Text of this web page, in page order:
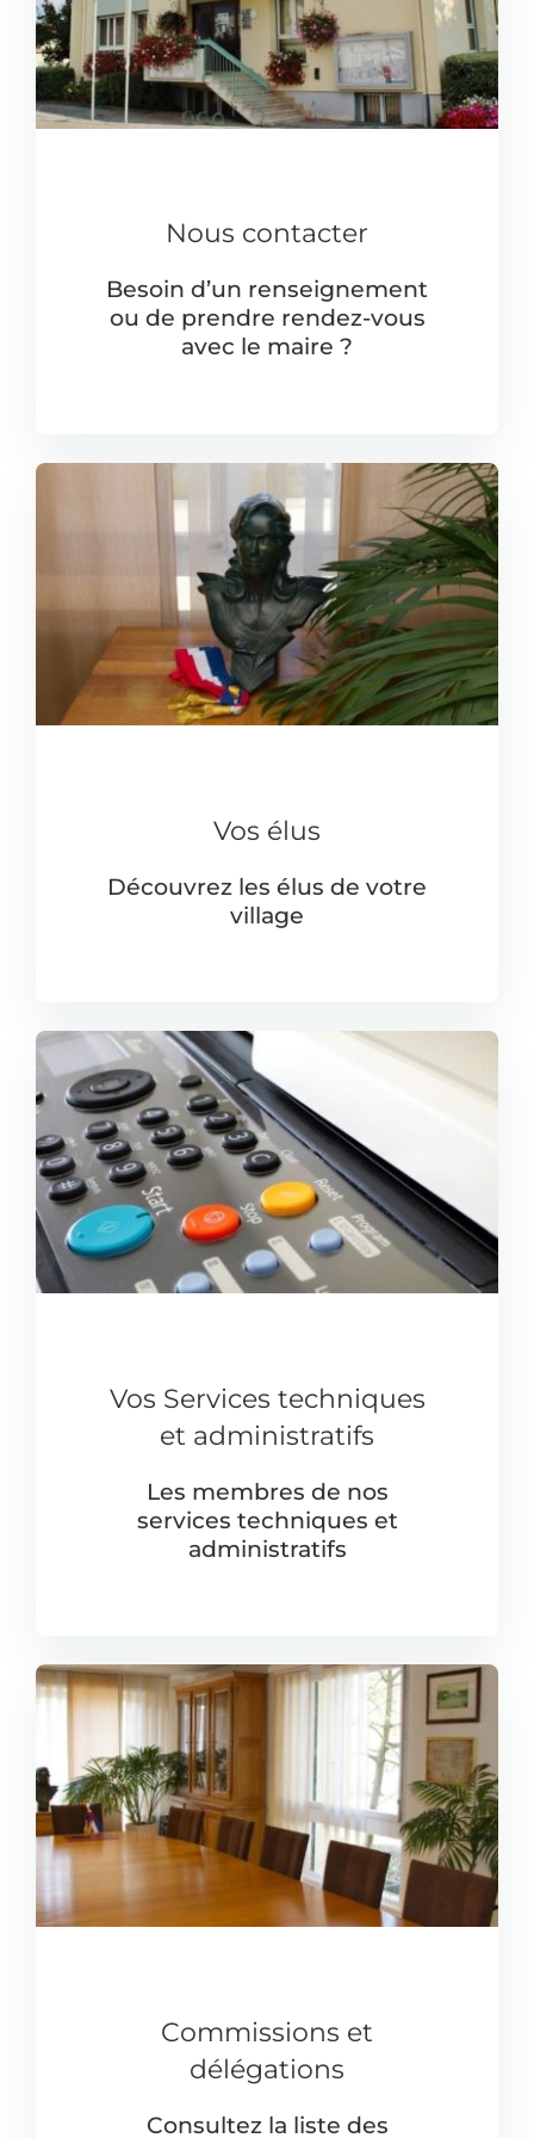
Nous contacter
Besoin d’un renseignement
ou de prendre rendez-vous
avec le maire ?
Vos élus
Découvrez les élus de votre
village
Vos Services techniques
et administratifs
Les membres de nos
services techniques et
administratifs
Commissions et
délégations
Consultez la liste des
barre